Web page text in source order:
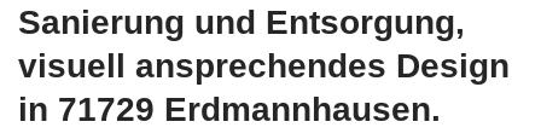
Sanierung und Entsorgung,
visuell ansprechendes Design
in 71729 Erdmannhausen.